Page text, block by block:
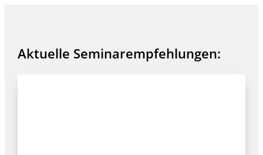
Aktuelle Seminarempfehlungen: